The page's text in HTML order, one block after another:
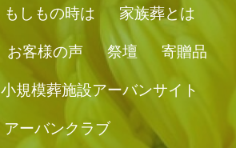
もしもの時は 家族葬とは
お客様の声 祭壇 寄贈品
小規模葬施設アーバンサイト
アーバンクラブ